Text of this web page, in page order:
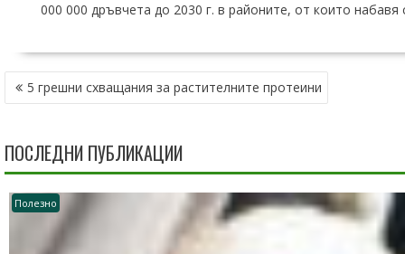
000 000 дръвчета до 2030 г. в районите, от които набавя
НАВИГАЦИЯ
5 грешни схващания за растителните протеини
ПОСЛЕДНИ ПУБЛИКАЦИИ
Полезно